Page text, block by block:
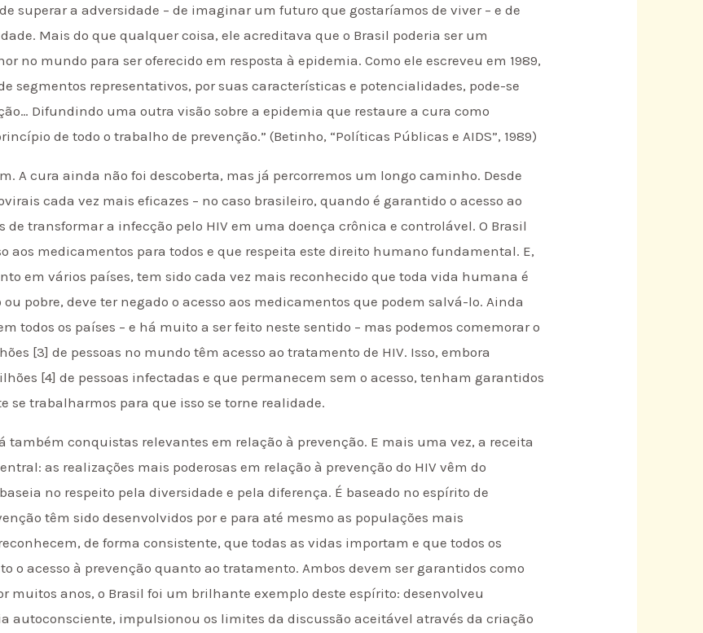
superar a adversidade – de imaginar um futuro que gostaríamos de viver – e de
Mais do que qualquer coisa, ele acreditava que o Brasil poderia ser um
no mundo para ser oferecido em resposta à epidemia. Como ele escreveu em 1989,
segmentos representativos, por suas características e potencialidades, pode-se
Difundindo uma outra visão sobre a epidemia que restaure a cura como
de todo o trabalho de prevenção.” (Betinho, “Políticas Públicas e AIDS”, 1989)
A cura ainda não foi descoberta, mas já percorremos um longo caminho. Desde
cada vez mais eficazes – no caso brasileiro, quando é garantido o acesso ao
de transformar a infecção pelo HIV em uma doença crônica e controlável. O Brasil
aos medicamentos para todos e que respeita este direito humano fundamental. E,
em vários países, tem sido cada vez mais reconhecido que toda vida humana é
pobre, deve ter negado o acesso aos medicamentos que podem salvá-lo. Ainda
todos os países – e há muito a ser feito neste sentido – mas podemos comemorar o
[3] de pessoas no mundo têm acesso ao tratamento de HIV. Isso, embora
[4] de pessoas infectadas e que permanecem sem o acesso, tenham garantidos
se trabalharmos para que isso se torne realidade.
também conquistas relevantes em relação à prevenção. E mais uma vez, a receita
as realizações mais poderosas em relação à prevenção do HIV vêm do
no respeito pela diversidade e pela diferença. É baseado no espírito de
têm sido desenvolvidos por e para até mesmo as populações mais
de forma consistente, que todas as vidas importam e que todos os
o acesso à prevenção quanto ao tratamento. Ambos devem ser garantidos como
muitos anos, o Brasil foi um brilhante exemplo deste espírito: desenvolveu
autoconsciente, impulsionou os limites da discussão aceitável através da criação